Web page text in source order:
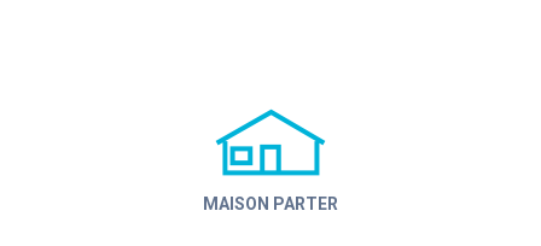
MAISON PARTER